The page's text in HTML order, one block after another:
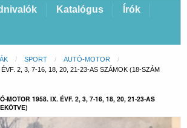
Katalógus Írók
SPORT
AUTÓ-MOTOR
2, 3, 7-16, 18, 20, 21-23-AS SZÁMOK (18-SZÁM
MOTOR 1958. IX. ÉVF. 2, 3, 7-16, 18, 20, 21-23-AS